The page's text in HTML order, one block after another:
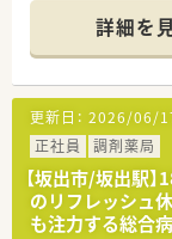
＜業務内容
■内科メイ
■薬剤師は
■処方箋は
＜法人特徴＞
■香川県内
■「地域に永
っておりま
詳細を
更新日： 2026/06/
正社員
調剤薬局
【坂出市/坂出駅
のリフレッシュ
も注力する総合